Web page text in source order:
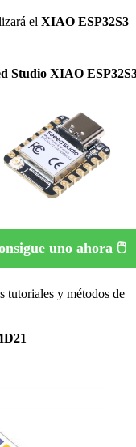
el XIAO ESP32S3
Studio XIAO
uno ahora 🖱️
tutoriales y métodos de